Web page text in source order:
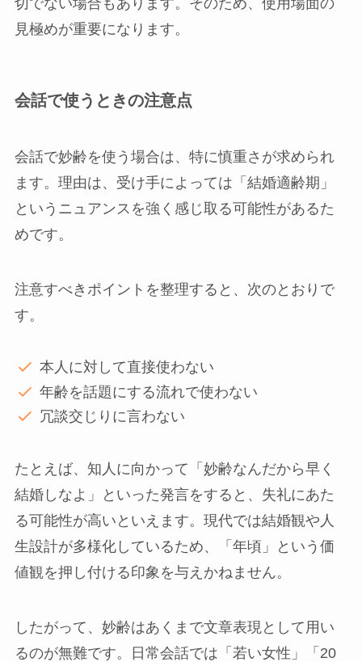
切でない場合もあります。そのため、使用場面の
見極めが重要になります。
会話で使うときの注意点
会話で妙齢を使う場合は、特に慎重さが求められ
ます。理由は、受け手によっては「結婚適齢期」
というニュアンスを強く感じ取る可能性があるた
めです。
注意すべきポイントを整理すると、次のとおりで
す。
本人に対して直接使わない
年齢を話題にする流れで使わない
冗談交じりに言わない
たとえば、知人に向かって「妙齢なんだから早く
結婚しなよ」といった発言をすると、失礼にあた
る可能性が高いといえます。現代では結婚観や人
生設計が多様化しているため、「年頃」という価
値観を押し付ける印象を与えかねません。
したがって、妙齢はあくまで文章表現として用い
るのが無難です。日常会話では「若い女性」「20